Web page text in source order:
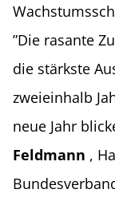
”Die rasante
die stärkste
zweieinhalb
neue Jahr
Feldmann ,